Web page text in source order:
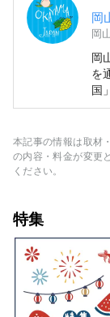
岡
岡
岡
を
国
名
ります。 また
ば
た
本記事の情報は取材
の内容・料金が変更
ください。
特集